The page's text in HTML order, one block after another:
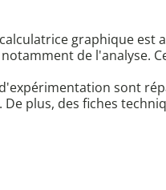
graphique
de l'analyse.
sont
plus, des fiches